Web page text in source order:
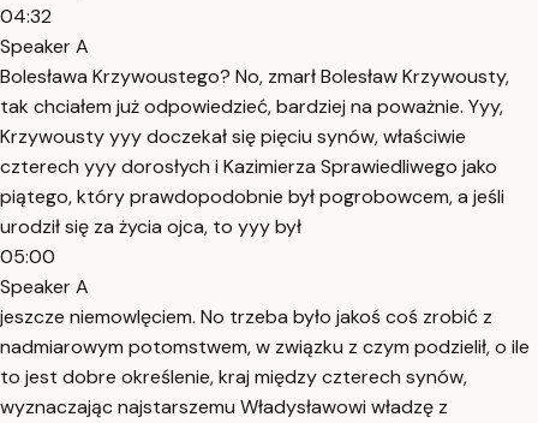
04:32
Speaker A
Bolesława Krzywoustego? No, zmarł Bolesław Krzywousty,
tak chciałem już odpowiedzieć, bardziej na poważnie. Yyy,
Krzywousty yyy doczekał się pięciu synów, właściwie
czterech yyy dorosłych i Kazimierza Sprawiedliwego jako
piątego, który prawdopodobnie był pogrobowcem, a jeśli
urodził się za życia ojca, to yyy był
05:00
Speaker A
jeszcze niemowlęciem. No trzeba było jakoś coś zrobić z
nadmiarowym potomstwem, w związku z czym podzielił, o ile
to jest dobre określenie, kraj między czterech synów,
wyznaczając najstarszemu Władysławowi władzę z